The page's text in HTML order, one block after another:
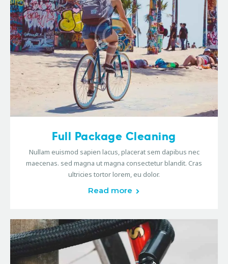
Full Package Cleaning
Nullam euismod sapien lacus, placerat sem dapibus nec
maecenas. sed magna ut magna consectetur blandit. Cras
ultricies tortor lorem, eu dolor.
Read more